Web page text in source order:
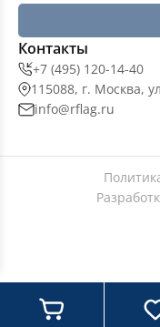
Контакты
+7 (495) 120-14-40
115088, г. Москва,
info@rflag.ru